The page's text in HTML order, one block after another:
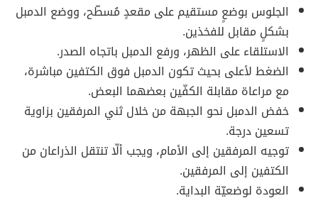
الجلوس بوضعٍ مستقيم على مقعدٍ مُسطّح، ووضع الدمبل
بشكلٍ مقابل للفخذين.
الاستلقاء على الظهر، ورفع الدمبل باتجاه الصدر.
الضغط لأعلى بحيث تكون الدمبل فوق الكتفين مباشرة،
مع مراعاة مقابلة الكفّين بعضهما البعض.
خفض الدمبل نحو الجبهة من خلال ثني المرفقين بزاوية
تسعين درجة.
توجيه المرفقين إلى الأمام، ويجب ألّا تنتقل الذراعان من
الكتفين إلى المرفقين.
العودة لوضعيّة البداية.